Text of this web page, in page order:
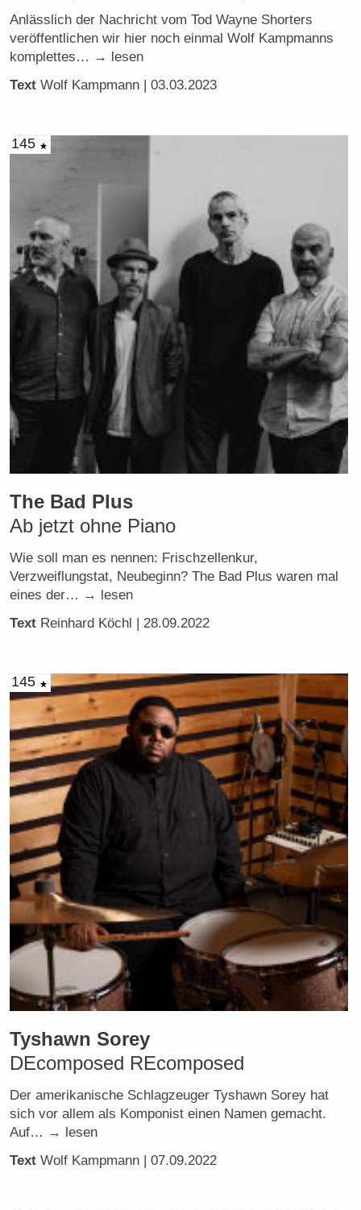
Anlässlich der Nachricht vom Tod Wayne Shorters
veröffentlichen wir hier noch einmal Wolf Kampmanns
komplettes… → lesen
Text Wolf Kampmann | 03.03.2023
145
The Bad Plus
Ab jetzt ohne Piano
Wie soll man es nennen: Frischzellenkur,
Verzweiflungstat, Neubeginn? The Bad Plus waren mal
eines der… → lesen
Text Reinhard Köchl | 28.09.2022
145
Tyshawn Sorey
DEcomposed REcomposed
Der amerikanische Schlagzeuger Tyshawn Sorey hat
sich vor allem als Komponist einen Namen gemacht.
Auf… → lesen
Text Wolf Kampmann | 07.09.2022